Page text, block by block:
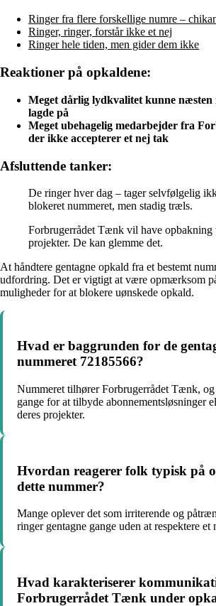
Ringer fra flere forskellige numre –
Ringer, ringer, forstår ikke et nej
Ringer hele tiden, men gider dem ikke
Reaktioner på opkaldene:
Meget dårlig lydkvalitet kunne næsten
lagde på
Meget ubehagelig medarbejder fra
der ikke accepterer et nej tak
Afsluttende tanker:
De ringer hver dag – tager selvfølgelig
blokeret nummeret, men stadig træls.
Forbrugerrådet Tænk vil have opbakning
projekter. De kan glemme det.
At håndtere gentagne opkald fra et bestemt
udfordring. Det er vigtigt at være opmærksom
muligheder for at blokere uønskede opkald.
Hvad er baggrunden for de
nummeret 72185566?
Nummeret tilhører Forbrugerrådet Tænk, og
gange for at tilbyde abonnementsløsninger
deres projekter.
Hvordan reagerer folk typisk på
dette nummer?
Mange oplever det som irriterende og
ringer gentagne gange uden at respektere et
Hvad karakteriserer
Forbrugerrådet Tænk under